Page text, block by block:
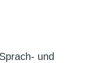
und